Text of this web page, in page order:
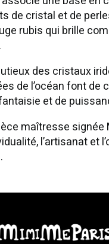
de cristal et de
rubis qui brille
des cristaux
de l’océan font de
et de
maîtresse signée
l’artisanat et